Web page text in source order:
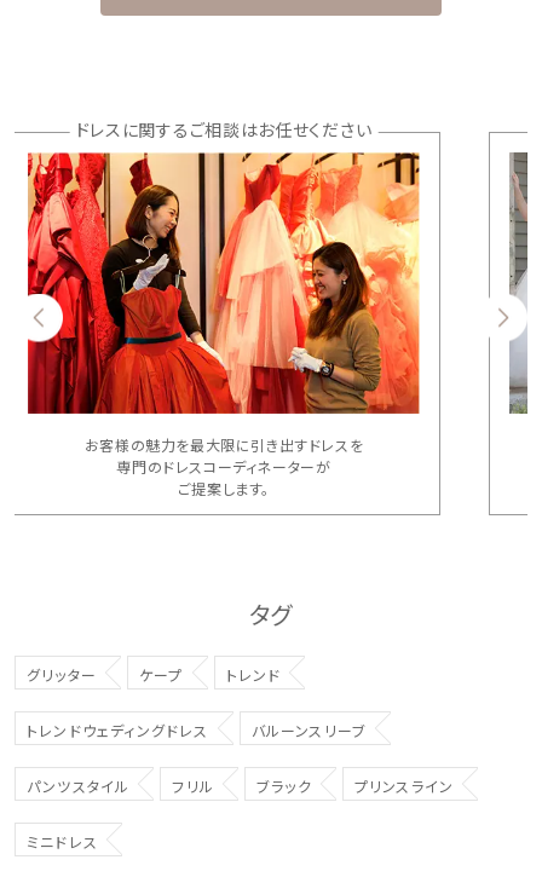
ドレスに関するご相談はお任せください
お客様の魅力を最大限に引き出すドレスを
専門のドレスコーディネーターが
ご提案します。
タグ
グリッター ケープ トレンド
トレンドウェディングドレス バルーンスリーブ
パンツスタイル フリル ブラック プリンスライン
ミニドレス